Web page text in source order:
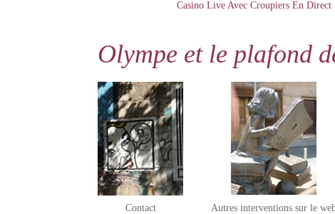
Casino Live Avec Croupiers En Direct
Olympe et le plafond
Contact Autres interventions sur le